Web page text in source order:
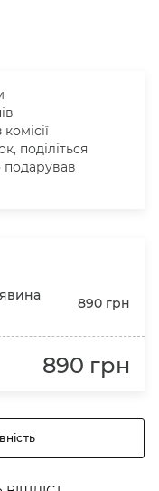
поділіться
подарував
890 грн
890 грн